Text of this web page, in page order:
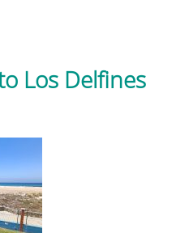
Los Delfines